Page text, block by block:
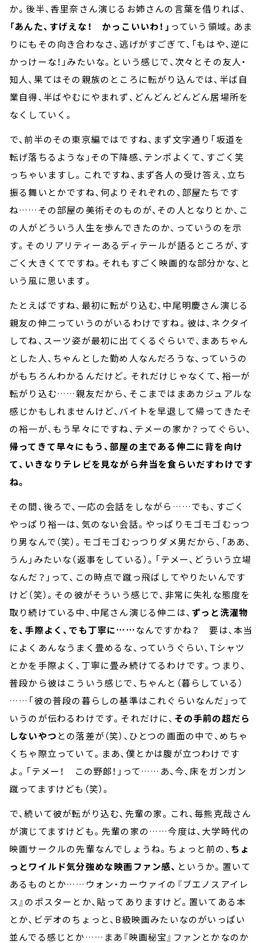
か。後半、香里奈さん演じるお姉さんの言葉を借りれば、
「あんた、すげえな！ かっこいいわ！」 っていう領域。あま
りにもその向き合わなさ、逃げがすごぎて、「もはや、逆に
かっけーな！」みたいな。という感じで、次々とその友人・
知人、果てはその親族のところに転がり込んでは、半ば自
業自得、半ばやむにやまれず、どんどんどんどん居場所を
なくしていく。
で、前半のその東京編ではですね、まず文字通り「坂道を
転げ落ちるような」その下降感、テンポよくて、すごく笑
っちゃいますし。これですね、まず各人の受け答え、立ち
振る舞いとかですね、何よりそれぞれの、部屋たちです
ね……その部屋の美術そのものが、その人となりとか、こ
の人がどういう人生を歩んできたのか、っていうのを示
す。そのリアリティーあるディテールが語るところが、す
ごく大きくてですね。それもすごく映画的な部分かな、と
いう風に思います。
たとえばですね、最初に転がり込む、中尾明慶さん演じる
親友の伸二っていうのがいるわけですね。彼は、ネクタイ
してね、スーツ姿が最初に出てくるぐらいで、まあちゃん
とした人、ちゃんとした勤め人なんだろうな、っていうの
がもちろんわかるんだけど。それだけじゃなくて、裕一が
転がり込む……親友だから、そこまではまあカジュアルな
感じかもしれませんけど、バイトを早退して帰ってきたそ
の裕一が、もう早々にですね、テメーの家か？ってぐらい、
帰ってきて早々にもう、部屋の主である伸二に背を向け
て、いきなりテレビを見ながら弁当を食らいだすわけです
ね。
その間、後ろで、一応の会話をしながら……でも、すごく
やっぱり裕一は、気のない会話。やっぱりモゴモゴむっつ
り男なんで（笑）。モゴモゴむっつりダメ男だから、「ああ、
うん」みたいな（返事をしている）。「テメー、どういう立場
なんだ？」って、この時点で蹴っ飛ばしてやりたいんです
けど（笑）。その彼がそういう感じで、非常に失礼な態度を
取り続けている中、中尾さん演じる伸二は、 ずっと洗濯物
を、手際よく、でも丁寧に……なんですかね？ 要は、本当
によくあんなうまく畳めるな、っていうぐらい、Tシャツ
とかを手際よく、丁寧に畳み続けてるわけです。つまり、
普段から彼はこういう感じで、ちゃんと（暮らしている）
……「彼の普段の暮らしの基準はこれぐらいなんだ」って
いうのが伝わるわけです。それだけに、 その手前の超だら
しないやつ との落差が（笑）、ひとつの画面の中で、めちゃ
くちゃ際立っていて。まあ、僕とかは腹が立つわけです
よ。「テメー！ この野郎！」って……あ、今、床をガンガン
蹴ってますけども（笑）。
で、続いて彼が転がり込む、先輩の家。これ、毎熊克哉さん
が演じてますけども。先輩の家の……今度は、大学時代の
映画サークルの先輩なんでしょうね。ちょっと前の、 ちょ
っとワイルド気分強めな映画ファン感、 というか。置いて
あるものとか……ウォン・カーウァイの『ブエノスアイレ
ス』のポスターとか、貼ってありますけど。置いてある本
とか、ビデオのちょっと、B級映画みたいなのがいっぱい
並んでる感じとか……まあ『映画秘宝』ファンとかなのか